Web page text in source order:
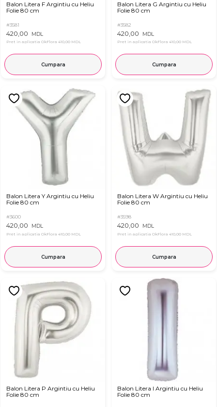
Balon Litera F Argintiu cu Heliu
Folie 80 cm
#3581
420,00 MDL
Pret in aplicatia OkFlora 410,00 MDL
Cumpara
Balon Litera G Argintiu cu Heliu
Folie 80 cm
#3582
420,00 MDL
Pret in aplicatia OkFlora 410,00 MDL
Cumpara
Balon Litera Y Argintiu cu Heliu
Folie 80 cm
#3600
420,00 MDL
Pret in aplicatia OkFlora 410,00 MDL
Cumpara
Balon Litera W Argintiu cu Heliu
Folie 80 cm
#3598
420,00 MDL
Pret in aplicatia OkFlora 410,00 MDL
Cumpara
Balon Litera P Argintiu cu Heliu
Folie 80 cm
Balon Litera I Argintiu cu Heliu
Folie 80 cm